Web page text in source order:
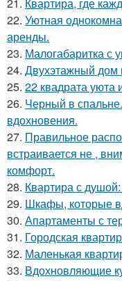
21. Квартира, где
22. Уютная
аренды.
23. Малогабаритка с
24. Двухэтажный дом
25. 22 квадрата уюта
26. Черный в
вдохновения.
27. Правильное
встраивается не ,
комфорт.
28. Квартира с
29. Шкафы, которые
30. Апартаменты с
31. Городская
32. Маленькая
33. Вдохновляющие